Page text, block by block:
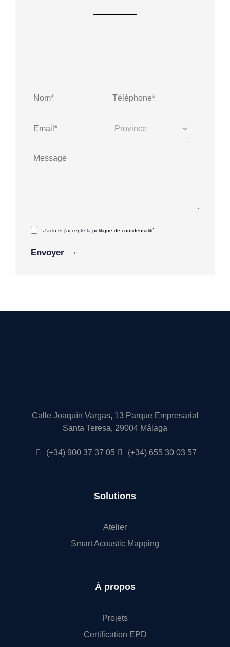
J'ai lu et j'accepte la politique de confidentialité
Calle Joaquín Vargas, 13 Parque Empresarial
Santa Teresa, 29004 Málaga
(+34) 900 37 37 05 (+34) 655 30 03 57
Solutions
Atelier
Smart Acoustic Mapping
À propos
Projets
Certification EPD